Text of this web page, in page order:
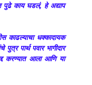
पुढे काय घडलं, हे अद्याप
काढल्याचा धक्कादायक
पार्थ पवार भागीदार
करण्यात आला आणि या